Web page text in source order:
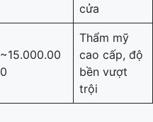
cửa
~15.000.00
0
Thẩm mỹ
cao cấp, độ
bền vượt
trội